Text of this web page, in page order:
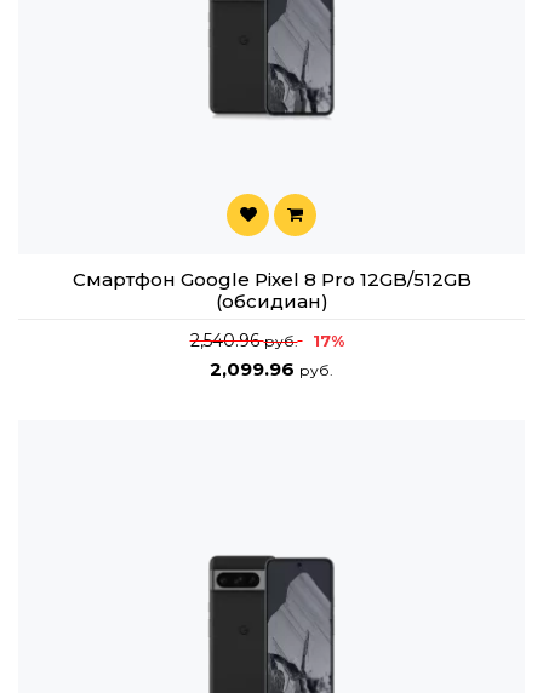
Смартфон Google Pixel 8 Pro 12GB/512GB
(обсидиан)
2,540.96руб. 17%
2,099.96 руб.